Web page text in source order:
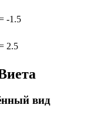
-1.5
8
2.5
вид